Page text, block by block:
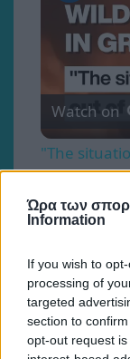
Ώρα των
Information
If you wish to
processing of
targeted
section to
opt-out request
Watch on
"The